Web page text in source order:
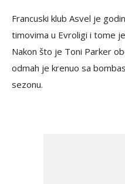
Francuski klub Asvel je
timovima u Evroligi i tome
Nakon što je Toni Parker
odmah je krenuo sa
sezonu.